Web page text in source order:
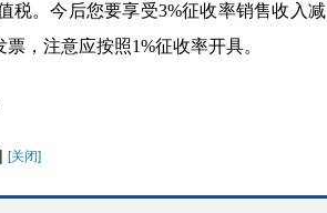
税。今后您要享受3%征收率销售收入减
，注意应按照1%征收率开具。
| [关闭]